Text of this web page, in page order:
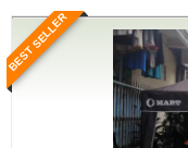
BEST SELLER